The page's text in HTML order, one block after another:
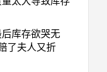
库存欲哭无
了夫人又折